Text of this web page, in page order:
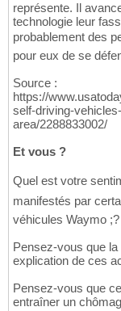
représente. Il
technologie leur
probablement des
pour eux de se
Source :
https://
self-driving-
area/2288833002/
Et vous ?
Quel est votre
manifestés par
véhicules Waymo ;?
Pensez-vous que
explication de ces
Pensez-vous que
entraîner un